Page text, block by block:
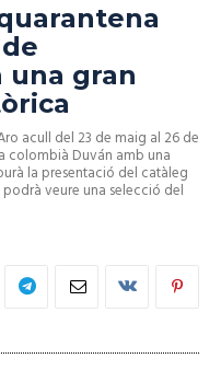
una gran
acull del 23 de maig al 26 de
colombià Duván amb una
la presentació del catàleg
podrà veure una selecció del